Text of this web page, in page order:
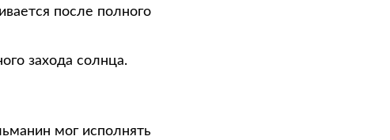
после полного
захода солнца.
мог исполнять